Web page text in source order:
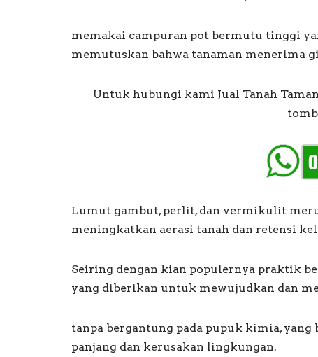
memakai campuran pot bermutu tinggi
memutuskan bahwa tanaman menerima
Untuk hubungi kami Jual Tanah
Lumut gambut, perlit, dan vermikulit
meningkatkan aerasi tanah dan retensi
Seiring dengan kian populernya praktik
yang diberikan untuk mewujudkan dan
tanpa bergantung pada pupuk kimia, yang
panjang dan kerusakan lingkungan.